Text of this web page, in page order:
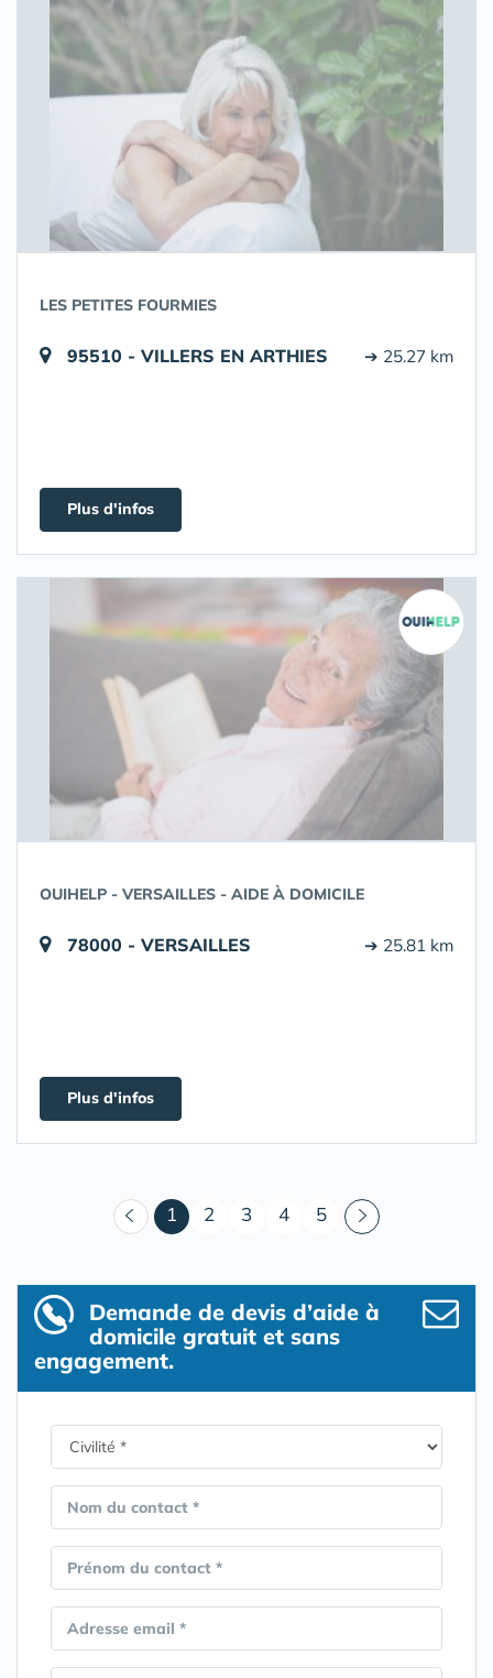
LES PETITES FOURMIES
95510 - VILLERS EN ARTHIES ➔ 25.27 km
Plus d'infos
OUIHELP - VERSAILLES - AIDE À DOMICILE
78000 - VERSAILLES ➔ 25.81 km
Plus d'infos
1 (courant)
2 3 4 5
Demande de devis d’aide à
domicile gratuit et sans
engagement.
Nom du contact *
Prénom du contact *
Adresse email *